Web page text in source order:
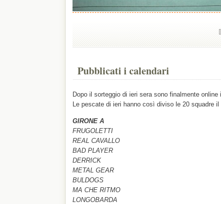
Pubblicati i calendari
Dopo il sorteggio di ieri sera sono finalmente
Le pescate di ieri hanno così diviso le 20 squadre
GIRONE A
FRUGOLETTI
REAL CAVALLO
BAD PLAYER
DERRICK
METAL GEAR
BULDOGS
MA CHE RITMO
LONGOBARDA